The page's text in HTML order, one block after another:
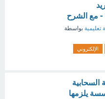
تعليمية بواسطة
الإلكتروني
يلزمها